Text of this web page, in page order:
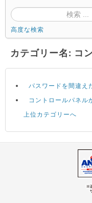
高度な検索
カテゴリー名: コ
パスワードを間違え
コントロールパネル
上位カテゴリーへ